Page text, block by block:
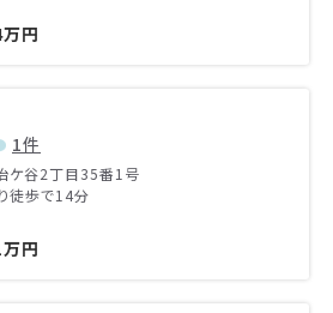
円
1件
ケ谷2丁目35番1号
徒歩で14分
円